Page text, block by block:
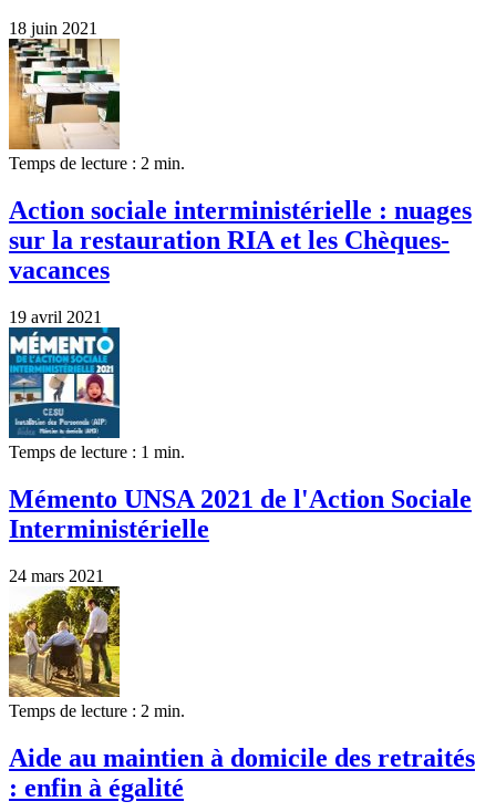
18 juin 2021
Temps de lecture : 2 min.
Action sociale interministérielle : nuages
sur la restauration RIA et les Chèques-
vacances
19 avril 2021
Temps de lecture : 1 min.
Mémento UNSA 2021 de l'Action Sociale
Interministérielle
24 mars 2021
Temps de lecture : 2 min.
Aide au maintien à domicile des retraités
: enfin à égalité